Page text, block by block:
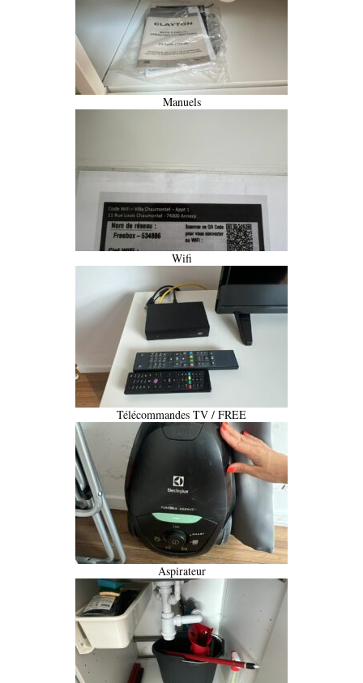
Manuels
Wifi
Télécommandes TV / FREE
Aspirateur